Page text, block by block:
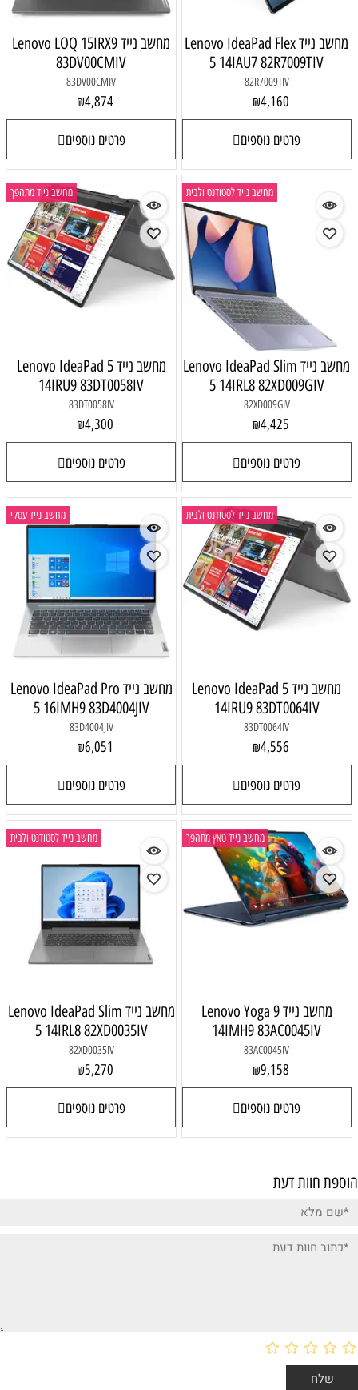
מחשב נייד Lenovo IdeaPad Flex
5 14IAU7 82R7009TIV
82R7009TIV
₪4,160
פרטים נוספים
מחשב נייד Lenovo LOQ 15IRX9
83DV00CMIV
83DV00CMIV
₪4,874
פרטים נוספים
מחשב נייד לסטודנט ולבית
מחשב נייד Lenovo IdeaPad Slim
5 14IRL8 82XD009GIV
82XD009GIV
₪4,425
פרטים נוספים
מחשב נייד מתהפך
מחשב נייד Lenovo IdeaPad 5
14IRU9 83DT0058IV
83DT0058IV
₪4,300
פרטים נוספים
מחשב נייד לסטודנט ולבית
מחשב נייד Lenovo IdeaPad 5
14IRU9 83DT0064IV
83DT0064IV
₪4,556
פרטים נוספים
מחשב נייד עסקי
מחשב נייד Lenovo IdeaPad Pro
5 16IMH9 83D4004JIV
83D4004JIV
₪6,051
פרטים נוספים
מחשב נייד טאץ מתהפך
מחשב נייד Lenovo Yoga 9
14IMH9 83AC0045IV
83AC0045IV
₪9,158
פרטים נוספים
מחשב נייד לסטודנט ולבית
מחשב נייד Lenovo IdeaPad Slim
5 14IRL8 82XD0035IV
82XD0035IV
₪5,270
פרטים נוספים
הוספת חוות דעת